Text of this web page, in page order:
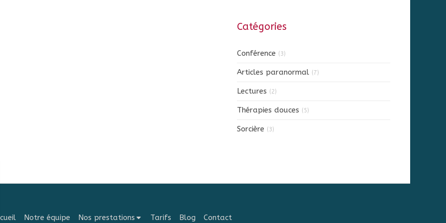
Catégories
Conférence (3)
Articles paranormal (7)
Lectures (2)
Thérapies douces (5)
Sorcière (3)
Notre équipe Nos prestations Tarifs Blog Contact